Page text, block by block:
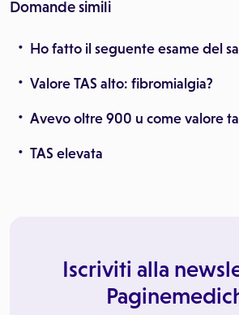
Domande simili
Ho fatto il seguente esame del
Valore TAS alto: fibromialgia?
Avevo oltre 900 u come valore
TAS elevata
Iscriviti alla